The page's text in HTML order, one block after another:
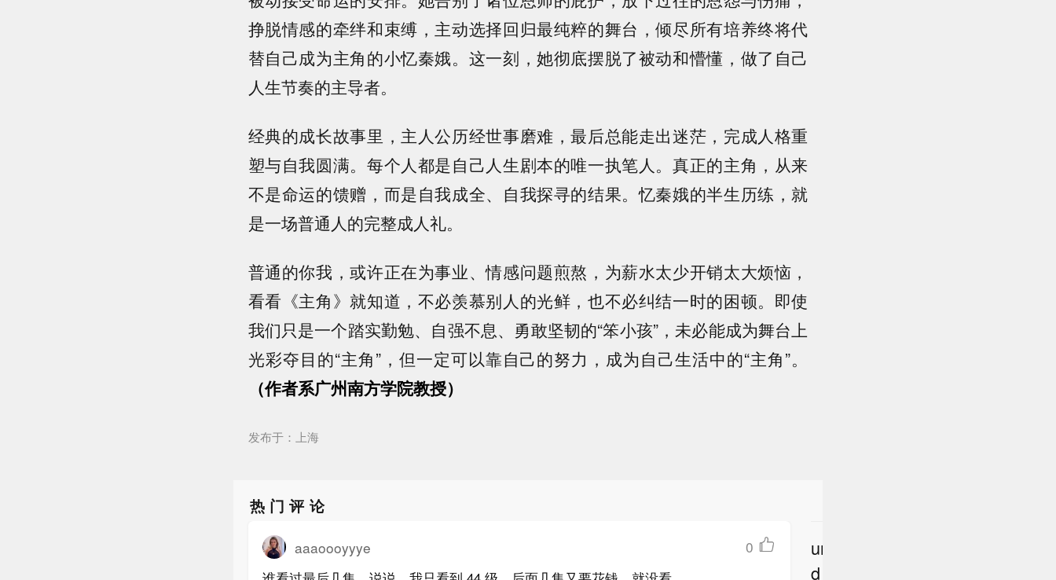
挣脱情感的牵绊和束缚，主动选择回归最纯粹的舞台，倾尽所有培养终将代
替自己成为主角的小忆秦娥。这一刻，她彻底摆脱了被动和懵懂，做了自己
人生节奏的主导者。
经典的成长故事里，主人公历经世事磨难，最后总能走出迷茫，完成人格重
塑与自我圆满。每个人都是自己人生剧本的唯一执笔人。真正的主角，从来
不是命运的馈赠，而是自我成全、自我探寻的结果。忆秦娥的半生历练，就
是一场普通人的完整成人礼。
普通的你我，或许正在为事业、情感问题煎熬，为薪水太少开销太大烦恼，
看看《主角》就知道，不必羡慕别人的光鲜，也不必纠结一时的困顿。即使
我们只是一个踏实勤勉、自强不息、勇敢坚韧的“笨小孩”，未必能成为舞台上
光彩夺目的“主角”，但一定可以靠自己的努力，成为自己生活中的“主角”。
（作者系广州南方学院教授）
发布于：上海
热门评论
aaaoooyyye
0
undefine
d